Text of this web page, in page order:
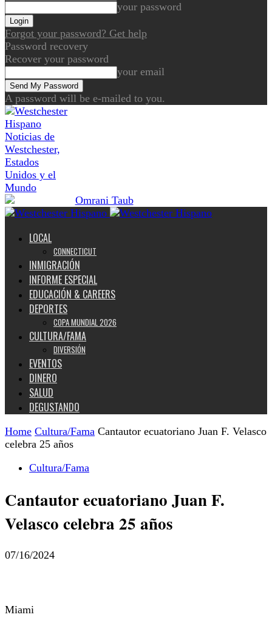
your password
Forgot your password? Get help
Password recovery
Recover your password
your email
A password will be e-mailed to you.
Noticias de
Westchester,
Estados
Unidos y el
Mundo
LOCAL
CONNECTICUT
INMIGRACIÓN
INFORME ESPECIAL
EDUCACIÓN & CAREERS
DEPORTES
COPA MUNDIAL 2026
CULTURA/FAMA
DIVERSIÓN
EVENTOS
DINERO
SALUD
DEGUSTANDO
Home Cultura/Fama Cantautor ecuatoriano Juan F. Velasco
celebra 25 años
Cultura/Fama
Cantautor ecuatoriano Juan F.
Velasco celebra 25 años
07/16/2024
Miami